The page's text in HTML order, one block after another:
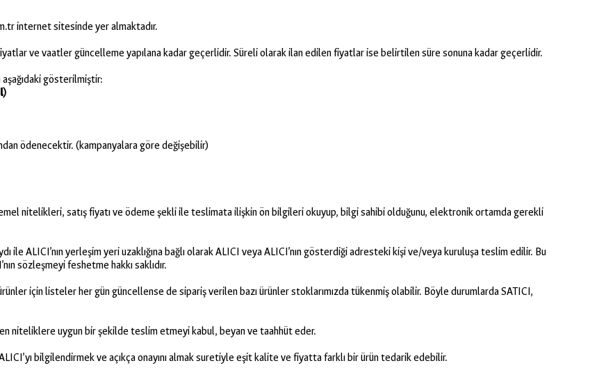
internet sitesinde yer almaktadır.
ve vaatler güncelleme yapılana kadar geçerlidir. Süreli olarak ilan edilen fiyatlar ise belirtilen süre sonuna kadar geçerlidir.
gösterilmiştir:
ödenecektir. (kampanyalara göre değişebilir)
nitelikleri, satış fiyatı ve ödeme şekli ile teslimata ilişkin ön bilgileri okuyup, bilgi sahibi olduğunu, elektronik ortamda gerekli
ile ALICI’nın yerleşim yeri uzaklığına bağlı olarak ALICI veya ALICI’nın gösterdiği adresteki kişi ve/veya kuruluşa teslim edilir. Bu
sözleşmeyi feshetme hakkı saklıdır.
için listeler her gün güncellense de sipariş verilen bazı ürünler stoklarımızda tükenmiş olabilir. Böyle durumlarda SATICI,
niteliklere uygun bir şekilde teslim etmeyi kabul, beyan ve taahhüt eder.
bilgilendirmek ve açıkça onayını almak suretiyle eşit kalite ve fiyatta farklı bir ürün tedarik edebilir.